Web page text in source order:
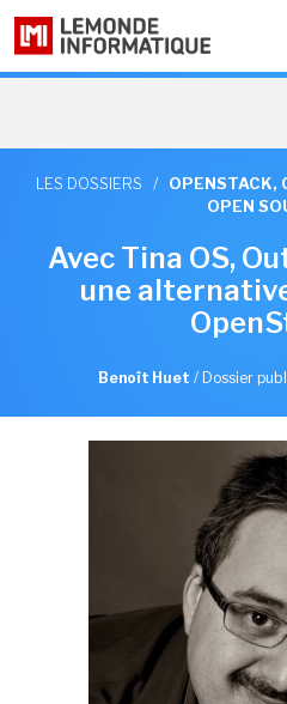
LES DOSSIERS /
OPENSTACK,
OPEN
Avec Tina OS,
une
Benoît Huet / Dossier